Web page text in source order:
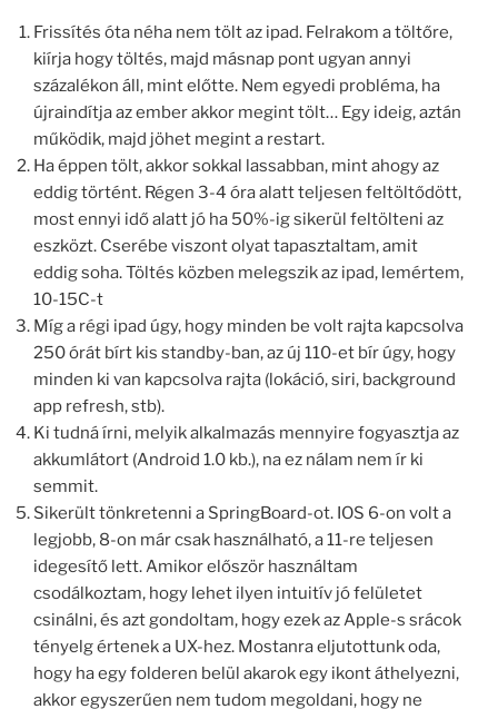
Frissítés óta néha nem tölt az ipad. Felrakom a töltőre,
kiírja hogy töltés, majd másnap pont ugyan annyi
százalékon áll, mint előtte. Nem egyedi probléma, ha
újraindítja az ember akkor megint tölt… Egy ideig, aztán
működik, majd jöhet megint a restart.
Ha éppen tölt, akkor sokkal lassabban, mint ahogy az
eddig történt. Régen 3-4 óra alatt teljesen feltöltődött,
most ennyi idő alatt jó ha 50%-ig sikerül feltölteni az
eszközt. Cserébe viszont olyat tapasztaltam, amit
eddig soha. Töltés közben melegszik az ipad, lemértem,
10-15C-t
Míg a régi ipad úgy, hogy minden be volt rajta kapcsolva
250 órát bírt kis standby-ban, az új 110-et bír úgy, hogy
minden ki van kapcsolva rajta (lokáció, siri, background
app refresh, stb).
Ki tudná írni, melyik alkalmazás mennyire fogyasztja az
akkumlátort (Android 1.0 kb.), na ez nálam nem ír ki
semmit.
Sikerült tönkretenni a SpringBoard-ot. IOS 6-on volt a
legjobb, 8-on már csak használható, a 11-re teljesen
idegesítő lett. Amikor először használtam
csodálkoztam, hogy lehet ilyen intuitív jó felületet
csinálni, és azt gondoltam, hogy ezek az Apple-s srácok
tényelg értenek a UX-hez. Mostanra eljutottunk oda,
hogy ha egy folderen belül akarok egy ikont áthelyezni,
akkor egyszerűen nem tudom megoldani, hogy ne